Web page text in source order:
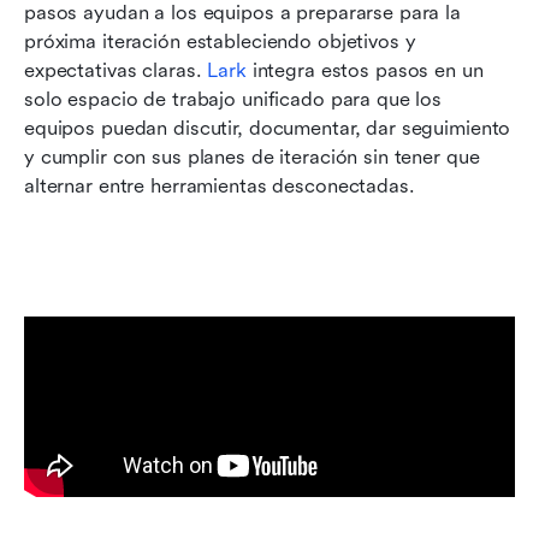
pasos ayudan a los equipos a prepararse para la
próxima iteración estableciendo objetivos y
expectativas claras. Lark integra estos pasos en un
solo espacio de trabajo unificado para que los
equipos puedan discutir, documentar, dar seguimiento
y cumplir con sus planes de iteración sin tener que
alternar entre herramientas desconectadas.